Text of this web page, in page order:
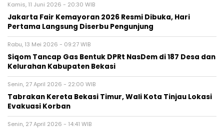
Kamis, 11 Juni 2026 - 20:30 WIB
Jakarta Fair Kemayoran 2026 Resmi Dibuka, Hari
Pertama Langsung Diserbu Pengunjung
Rabu, 13 Mei 2026 - 09:27 WIB
Siqom Tancap Gas Bentuk DPRt NasDem di 187 Desa dan
Kelurahan Kabupaten Bekasi
Senin, 27 April 2026 - 22:00 WIB
Tabrakan Kereta Bekasi Timur, Wali Kota Tinjau Lokasi
Evakuasi Korban
Senin, 27 April 2026 - 14:41 WIB